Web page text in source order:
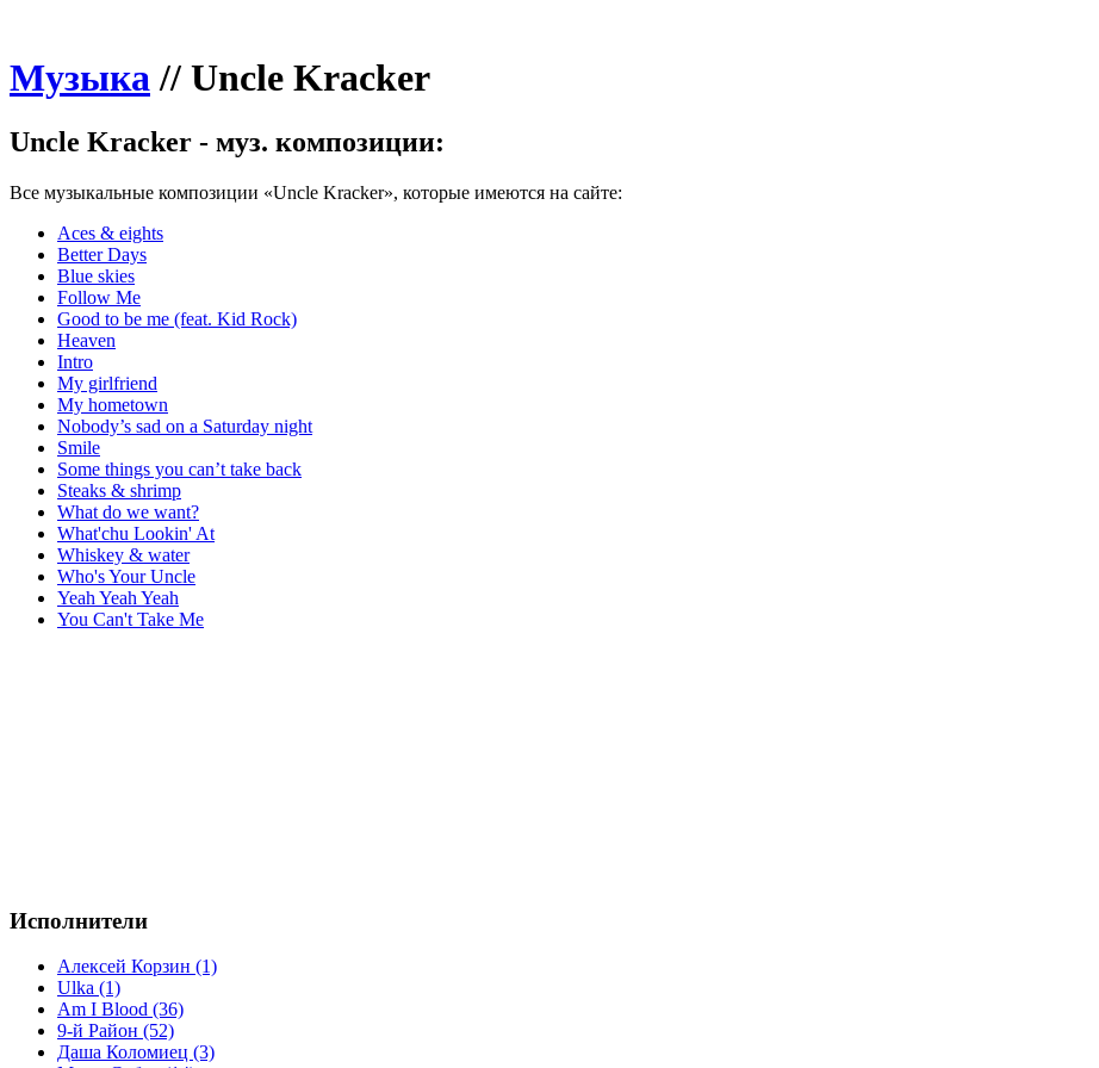
Музыка// Uncle Kracker
Uncle Kracker - муз. композиции:
Все музыкальные композиции «Uncle Kracker», которые имеются на сайте:
Aces & eights
Better Days
Blue skies
Follow Me
Good to be me (feat. Kid Rock)
Heaven
Intro
My girlfriend
My hometown
Nobody’s sad on a Saturday night
Smile
Some things you can’t take back
Steaks & shrimp
What do we want?
What'chu Lookin' At
Whiskey & water
Who's Your Uncle
Yeah Yeah Yeah
You Can't Take Me
Исполнители
Алексей Корзин (1)
Ulka (1)
Am I Blood (36)
9-й Район (52)
Даша Коломиец (3)